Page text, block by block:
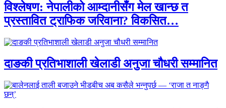
विश्लेषण: नेपालीको आम्दानीसँग मेल खान्छ त
प्रस्तावित ट्राफिक जरिवाना? विकसित…
दाङकी प्रतिभाशाली खेलाडी अनुजा चौधरी सम्मानित